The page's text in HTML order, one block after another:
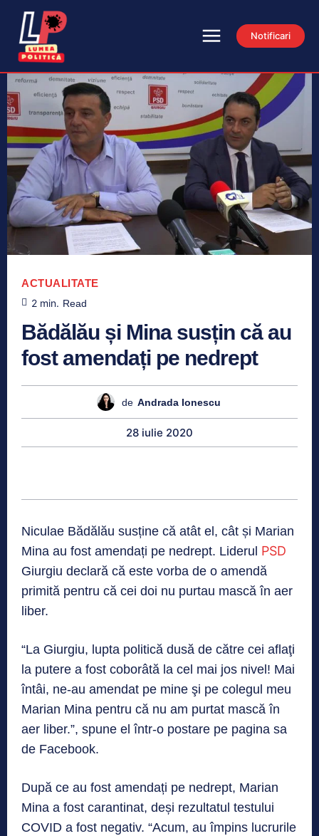
Notificari
ACTUALITATE
2 min. Read
Bădălău și Mina susțin că au
fost amendați pe nedrept
de Andrada Ionescu
28 iulie 2020
Niculae Bădălău susține că atât el, cât și Marian
Mina au fost amendați pe nedrept. Liderul PSD
Giurgiu declară că este vorba de o amendă
primită pentru că cei doi nu purtau mască în aer
liber.
“La Giurgiu, lupta politică dusă de către cei aflaţi
la putere a fost coborâtă la cel mai jos nivel! Mai
întâi, ne-au amendat pe mine şi pe colegul meu
Marian Mina pentru că nu am purtat mască în
aer liber.”, spune el într-o postare pe pagina sa
de Facebook.
După ce au fost amendați pe nedrept, Marian
Mina a fost carantinat, deși rezultatul testului
COVID a fost negativ. “Acum, au împins lucrurile